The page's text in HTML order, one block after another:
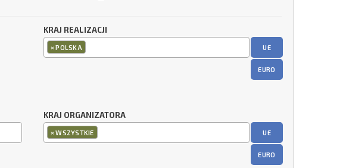
KRAJ REALIZACJI
×POLSKA UE
EURO
KRAJ ORGANIZATORA
×WSZYSTKIE UE
EURO